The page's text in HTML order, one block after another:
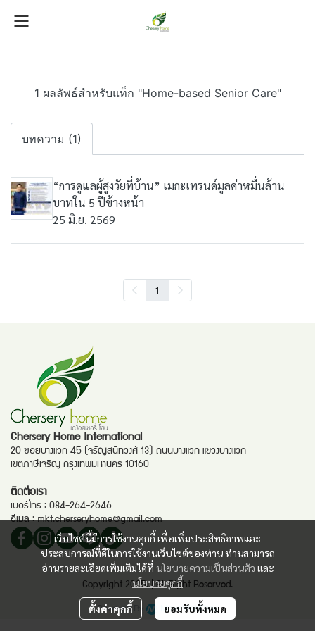
1 ผลลัพธ์สำหรับแท็ก "Home-based Senior Care"
บทความ (1)
“การดูแลผู้สูงวัยที่บ้าน” เมกะเทรนด์มูลค่าหมื่นล้าน
บาทใน 5 ปีข้างหน้า
25 มิ.ย. 2569
1
เว็บไซต์นี้มีการใช้งานคุกกี้ เพื่อเพิ่มประสิทธิภาพและ
ประสบการณ์ที่ดีในการใช้งานเว็บไซต์ของท่าน ท่านสามารถ
อ่านรายละเอียดเพิ่มเติมได้ที่ นโยบายความเป็นส่วนตัว และ
นโยบายคุกกี้
ตั้งค่าคุกกี้ ยอมรับทั้งหมด
Chersery Home International
20 ซอยบางแวก 45 (จรัญสนิทวงศ์ 13) ถนนบางแวก แขวงบางแวก
เขตภาษีเจริญ กรุงเทพมหานคร 10160
ติดต่อเรา
เบอร์โทร : 084-264-2646
อีเมล :mkt.cherseryhome@gmail.com
Copyright 2025. | All Right Reserved.
Powered By MakeWebEasy